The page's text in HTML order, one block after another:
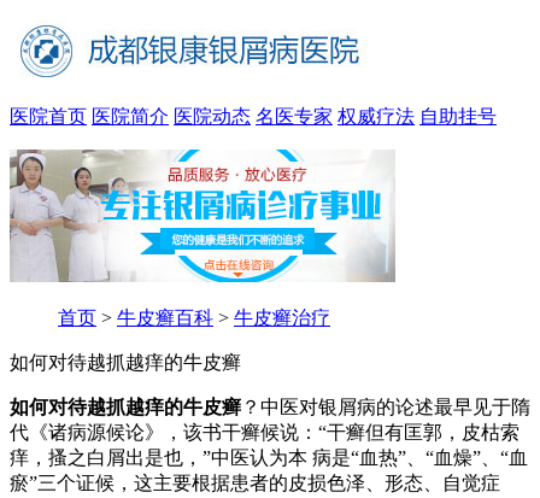
医院首页 医院简介 医院动态 名医专家 权威疗法 自助挂号
首页 > 牛皮癣百科 > 牛皮癣治疗
如何对待越抓越痒的牛皮癣
如何对待越抓越痒的牛皮癣 ？中医对银屑病的论述最早见于隋
代《诸病源候论》，该书干癣候说：“干癣但有匡郭，皮枯索
痒，搔之白屑出是也，”中医认为本 病是“血热”、“血燥”、“血
瘀”三个证候，这主要根据患者的皮损色泽、形态、自觉症